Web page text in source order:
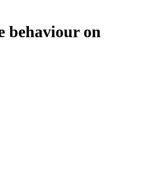
behaviour on